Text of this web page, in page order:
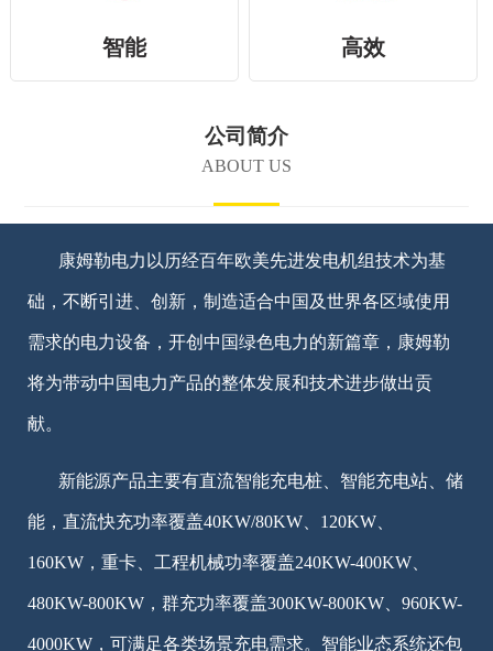
智能 高效
公司简介
ABOUT US
康姆勒电力以历经百年欧美先进发电机组技术为基
础，不断引进、创新，制造适合中国及世界各区域使用
需求的电力设备，开创中国绿色电力的新篇章，康姆勒
将为带动中国电力产品的整体发展和技术进步做出贡
献。
新能源产品主要有直流智能充电桩、智能充电站、储
能，直流快充功率覆盖40KW/80KW、120KW、
160KW，重卡、工程机械功率覆盖240KW-400KW、
480KW-800KW，群充功率覆盖300KW-800KW、960KW-
4000KW，可满足各类场景充电需求。智能业态系统还包